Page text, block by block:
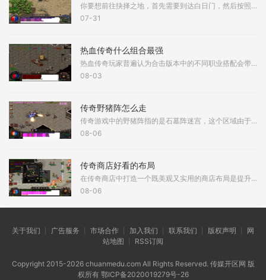
你要想前往抉择之地，首先需要到达白日门，然后按照特定路线前进。到了白日门打开地图，找到赤月峡谷东入口，这是进入赤月峡谷区域的第一步。进入赤月峡谷东入口后，你会到达
07-31
热血传奇什么组合最强
热血传奇玩家普遍认为合击版本中的不同职业搭配会带来截然不同的游戏体验。在诸多组合中，道士与道士的道道组合以其爆发性合击技能而备受关注。该组合具备在短时间内输出巨额
08-03
传奇野猪阵怎么走
传奇游戏中的野猪阵指的是石墓阵迷宫，这个区域由于聚集了大量红野猪、黑野猪和白野猪而得名，想要成功穿越这个迷宫需要掌握正确的行走路径。野猪阵的入口通常位于石墓五层，
08-06
传奇商店好看的布局
在传奇商店中打造一个既美观又实用的商店布局是提升游戏体验的重要环节，一个精心设计的布局不仅能吸引更多顾客光临，还能优化商品展示和店员的工作效率，店铺的初始状态通常
08-06
关于我们 ┊ 广告服务 ┊ 市场合作 ┊ 加入我们 ┊ 联系我们 ┊ 版权声明 ┊ 网
站地图 ┊ RSS订阅
Copyright 2015-2026 chuanmedu.com All Rights Reserved. 传媒开区网 版
权所有 鄂ICP备2020019279号-26